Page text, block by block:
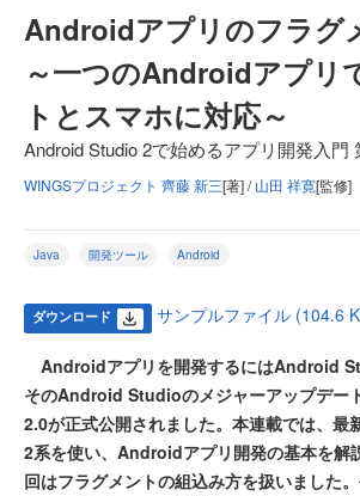
Androidアプリのフラグ
～一つのAndroidアプリ
トとスマホに対応～
Android Studio 2で始めるアプリ開発入門
WINGSプロジェクト 齊藤 新三[著] /山田 祥寛[監修]
Java 開発ツール Android
ダウンロード サンプルファイル (104.6
Androidアプリを開発するにはAndroid
そのAndroid Studioのメジャーアップデー
2.0が正式公開されました。本連載では、
2系を使い、Androidアプリ開発の基本を解
回はフラグメントの組込み方を扱いました